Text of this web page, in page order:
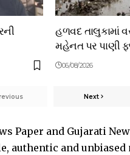
હળવદ તાલુકામાં
મહેનત પર પાણી
06/08/2026
Next
Paper and Gujarati
authentic and